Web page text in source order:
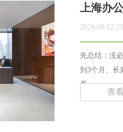
上海办
2024-08-12
先总结：没
到3个月、长
看... ...
查